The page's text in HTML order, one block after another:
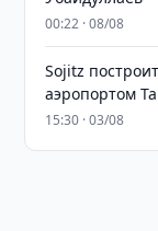
00:22 · 08/08
Sojitz
аэропортом
15:30 · 03/08